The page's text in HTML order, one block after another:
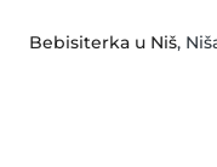
Bebisiterka u Niš,